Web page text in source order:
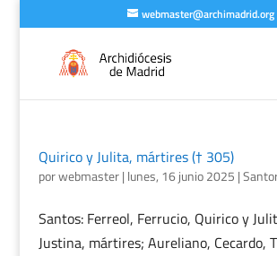
webmaster@archimadrid.org
Quirico y Julita, mártires († 305)
porwebmaster| lunes, 16 junio 2025 |
Santos: Ferreol, Ferrucio, Quirico y
Justina, mártires; Aureliano, Cecardo,